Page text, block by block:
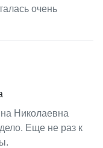
очень
Николаевна
Еще не раз к